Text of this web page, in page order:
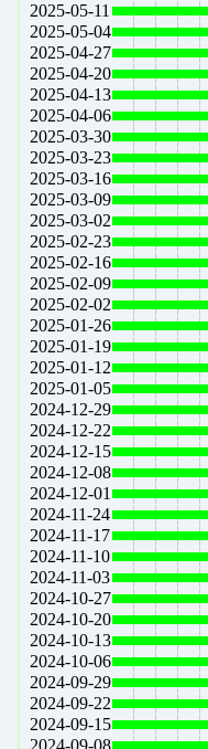
2025-05-11
2025-05-04
2025-04-27
2025-04-20
2025-04-13
2025-04-06
2025-03-30
2025-03-23
2025-03-16
2025-03-09
2025-03-02
2025-02-23
2025-02-16
2025-02-09
2025-02-02
2025-01-26
2025-01-19
2025-01-12
2025-01-05
2024-12-29
2024-12-22
2024-12-15
2024-12-08
2024-12-01
2024-11-24
2024-11-17
2024-11-10
2024-11-03
2024-10-27
2024-10-20
2024-10-13
2024-10-06
2024-09-29
2024-09-22
2024-09-15
2024-09-08